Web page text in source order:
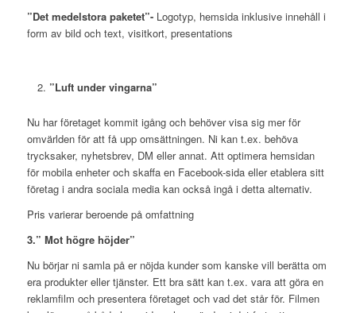
”Det medelstora paketet”- Logotyp, hemsida inklusive innehåll i
form av bild och text, visitkort, presentations
”Luft under vingarna”
Nu har företaget kommit igång och behöver visa sig mer för
omvärlden för att få upp omsättningen. Ni kan t.ex. behöva
trycksaker, nyhetsbrev, DM eller annat. Att optimera hemsidan
för mobila enheter och skaffa en Facebook-sida eller etablera sitt
företag i andra sociala media kan också ingå i detta alternativ.
Pris varierar beroende på omfattning
3.” Mot högre höjder”
Nu börjar ni samla på er nöjda kunder som kanske vill berätta om
era produkter eller tjänster. Ett bra sätt kan t.ex. vara att göra en
reklamfilm och presentera företaget och vad det står för. Filmen